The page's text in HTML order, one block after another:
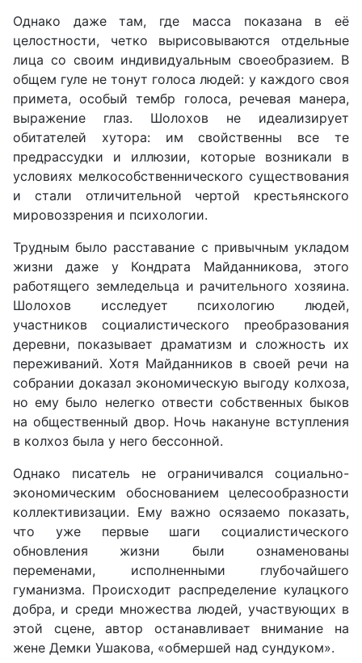
Однако даже там, где масса показана в её
целостности, четко вырисовываются отдельные
лица со своим индивидуальным своеобразием. В
общем гуле не тонут голоса людей: у каждого своя
примета, особый тембр голоса, речевая манера,
выражение глаз. Шолохов не идеализирует
обитателей хутора: им свойственны все те
предрассудки и иллюзии, которые возникали в
условиях мелкособственнического существования
и стали отличительной чертой крестьянского
мировоззрения и психологии.
Трудным было расставание с привычным укладом
жизни даже у Кондрата Майданникова, этого
работящего земледельца и рачительного хозяина.
Шолохов исследует психологию людей,
участников социалистического преобразования
деревни, показывает драматизм и сложность их
переживаний. Хотя Майданников в своей речи на
собрании доказал экономическую выгоду колхоза,
но ему было нелегко отвести собственных быков
на общественный двор. Ночь накануне вступления
в колхоз была у него бессонной.
Однако писатель не ограничивался социально-
экономическим обоснованием целесообразности
коллективизации. Ему важно осязаемо показать,
что уже первые шаги социалистического
обновления жизни были ознаменованы
переменами, исполненными глубочайшего
гуманизма. Происходит распределение кулацкого
добра, и среди множества людей, участвующих в
этой сцене, автор останавливает внимание на
жене Демки Ушакова, «обмершей над сундуком».